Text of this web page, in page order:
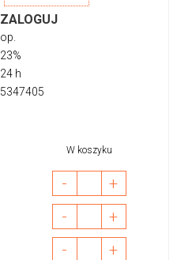
ZALOGUJ
op.
23%
24 h
5347405
W koszyku
- +
- +
- +